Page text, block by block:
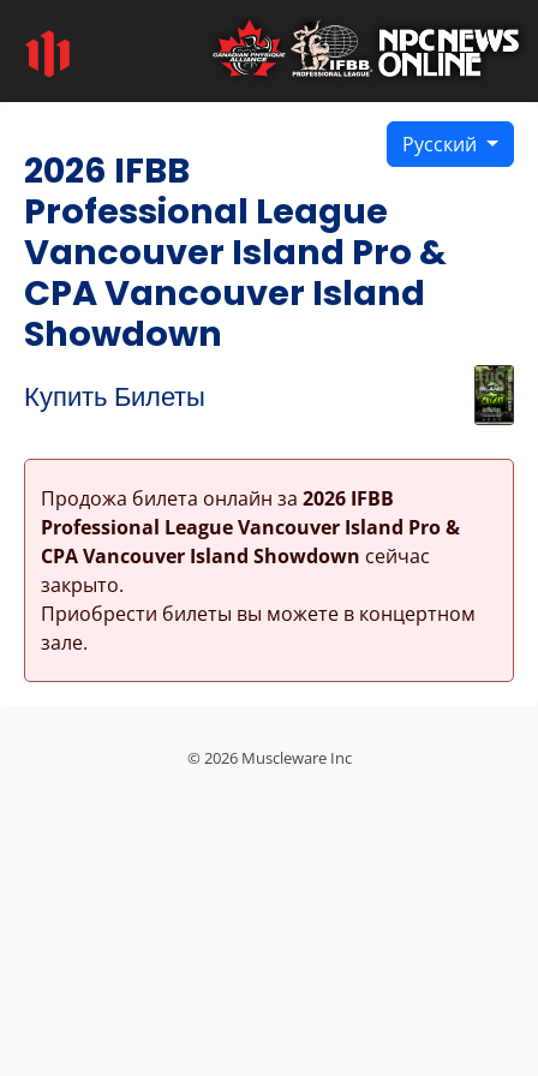
Русский
2026 IFBB
Professional League
Vancouver Island Pro &
CPA Vancouver Island
Showdown
Купить Билеты
Продожа билета онлайн за 2026 IFBB
Professional League Vancouver Island Pro &
CPA Vancouver Island Showdown сейчас
закрыто.
Приобрести билеты вы можете в концертном
зале.
© 2026 Muscleware Inc